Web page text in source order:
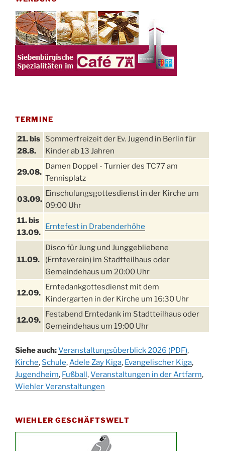
TERMINE
21. bis
28.8.
Sommerfreizeit der Ev. Jugend in Berlin für
Kinder ab 13 Jahren
29.08.
Damen Doppel - Turnier des TC77 am
Tennisplatz
03.09.
Einschulungsgottesdienst in der Kirche um
09:00 Uhr
11. bis
13.09.
Erntefest in Drabenderhöhe
11.09.
Disco für Jung und Junggebliebene
(Ernteverein) im Stadtteilhaus oder
Gemeindehaus um 20:00 Uhr
12.09.
Erntedankgottesdienst mit dem
Kindergarten in der Kirche um 16:30 Uhr
12.09.
Festabend Erntedank im Stadtteilhaus oder
Gemeindehaus um 19:00 Uhr
13.09.
Stadtteilhaus um 14:00 Uhr
19.09.
Schlagerabend im Stadtteilhaus
Drabenderhöhe
Kinderbibeltag im Ev. Gemeindehaus von 10-
12 Uhr
Siehe auch:Veranstaltungsüberblick 2026 (PDF),
Kirche, Schule,Adele Zay Kiga, Evangelischer Kiga,
Jugendheim, Fußball,Veranstaltungen in der Artfarm,
Wiehler Veranstaltungen
WIEHLER GESCHÄFTSWELT